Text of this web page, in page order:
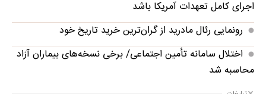
اجرای کامل تعهدات آمریکا باشد
رونمایی رئال مادرید از گران‌ترین خرید تاریخ خود
اختلال سامانه تأمین اجتماعی/ برخی نسخه‌های بیماران آزاد
محاسبه شد